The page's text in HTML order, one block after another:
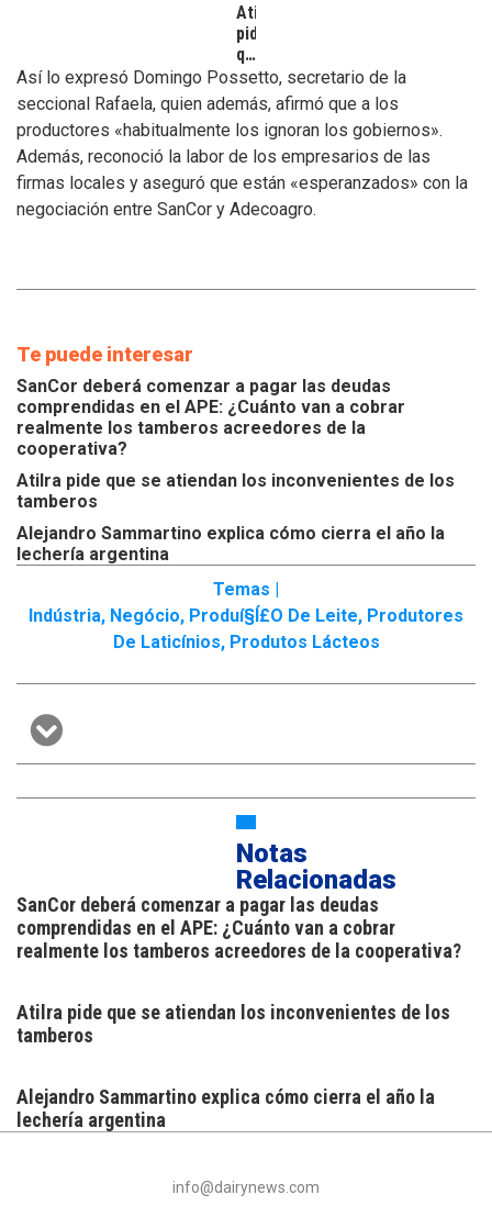
Atilra
pide
que
se
atiendan
los
inconvenientes
de
los
tamberos
Así lo expresó Domingo Possetto, secretario de la
seccional Rafaela, quien además, afirmó que a los
productores «habitualmente los ignoran los gobiernos».
Además, reconoció la labor de los empresarios de las
firmas locales y aseguró que están «esperanzados» con la
negociación entre SanCor y Adecoagro.
Te puede interesar
SanCor deberá comenzar a pagar las deudas
comprendidas en el APE: ¿Cuánto van a cobrar
realmente los tamberos acreedores de la
cooperativa?
Atilra pide que se atiendan los inconvenientes de los
tamberos
Alejandro Sammartino explica cómo cierra el año la
lechería argentina
Temas |
Indústria, Negócio, Produí§í£o De Leite, Produtores
De Laticínios, Produtos Lácteos
Notas
Relacionadas
SanCor deberá comenzar a pagar las deudas
comprendidas en el APE: ¿Cuánto van a cobrar
realmente los tamberos acreedores de la cooperativa?
Atilra pide que se atiendan los inconvenientes de los
tamberos
Alejandro Sammartino explica cómo cierra el año la
lechería argentina
info@dairynews.com